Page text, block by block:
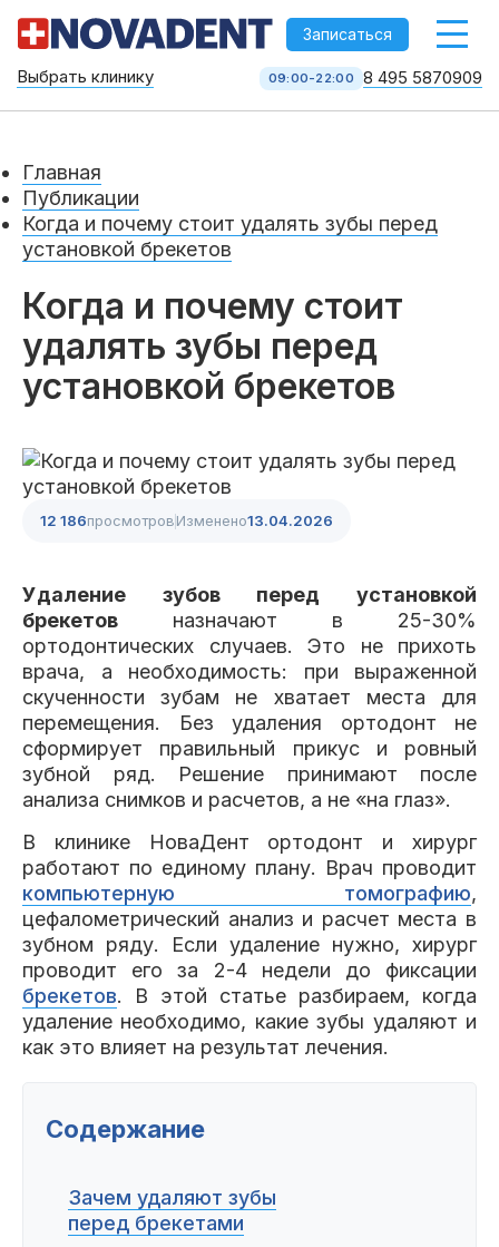
-->
Записаться
8 495 587 09 09
Брекеты Лечение зубов Удаление
Чистка
стоматология
Диагностика Капы
Все услуги (16 категорий)
Клиники
Петровско-
Разумовская
Центр доктора
Богатова
Красногорск
Химки Ленинский Чертановская
Центр доктора
Рыжова
Все клиники и франшизы (10)
Цены
Врачи
Работы
Отзывы
Акции
Пациентам
Пациентам
Вопросы и ответы Награды
Выбрать клинику 09:00-22:00 8 495 5870909
Главная
Публикации
Когда и почему стоит удалять зубы перед
установкой брекетов
Когда и почему стоит
удалять зубы перед
установкой брекетов
12 186просмотровИзменено13.04.2026
Удаление зубов перед установкой
брекетов назначают в 25-30%
ортодонтических случаев. Это не прихоть
врача, а необходимость: при выраженной
скученности зубам не хватает места для
перемещения. Без удаления ортодонт не
сформирует правильный прикус и ровный
зубной ряд. Решение принимают после
анализа снимков и расчетов, а не «на глаз».
В клинике НоваДент ортодонт и хирург
работают по единому плану. Врач проводит
компьютерную томографию,
цефалометрический анализ и расчет места в
зубном ряду. Если удаление нужно, хирург
проводит его за 2-4 недели до фиксации
брекетов. В этой статье разбираем, когда
удаление необходимо, какие зубы удаляют и
как это влияет на результат лечения.
Содержание
Зачем удаляют зубы
перед брекетами